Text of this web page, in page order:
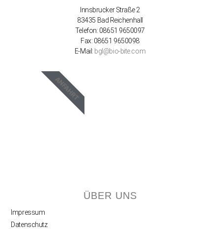
Innsbrucker Straße 2
83435 Bad Reichenhall
Telefon: 08651 9650097
Fax: 08651 9650098
E-Mail: bgl@bio-bite.com
ANFAHRT
ÜBER UNS
Impressum
Datenschutz